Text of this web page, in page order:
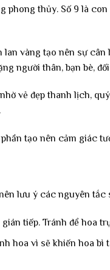
phong thủy. Số 9 là
vàng tạo nên sự
người thân, bạn bè,
vẻ đẹp thanh lịch,
tạo nên cảm giác
lưu ý các nguyên tắc
tiếp. Tránh để hoa
hoa vì sẽ khiến hoa